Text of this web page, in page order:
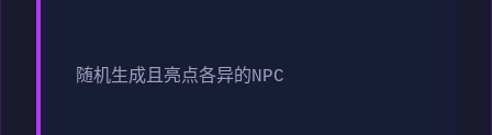
随机生成且亮点各异的NPC